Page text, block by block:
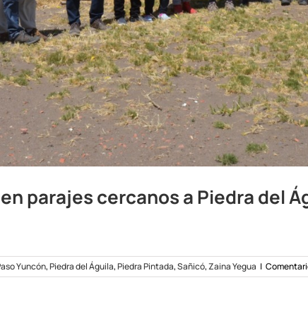
parajes cercanos a Piedra del
Yuncón,Piedra del Águila,Piedra Pintada,Sañicó,Zaina Yegua |